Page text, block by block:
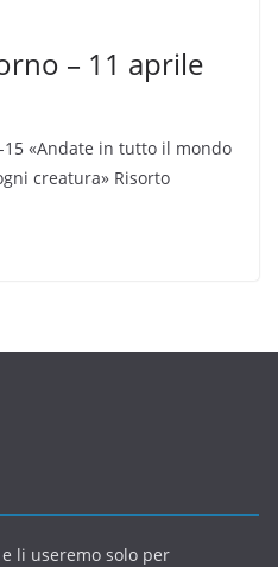
– 11 aprile
15 «Andate in tutto il mondo
creatura» Risorto
li useremo solo per